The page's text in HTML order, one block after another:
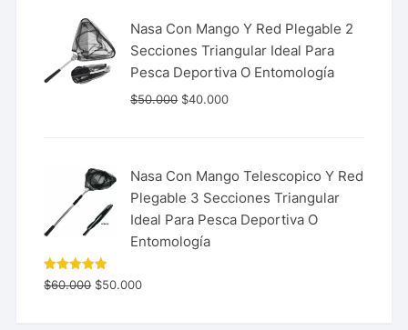
Nasa Con Mango Y Red Plegable 2
Secciones Triangular Ideal Para
Pesca Deportiva O Entomología
$50.000 $40.000
Nasa Con Mango Telescopico Y Red
Plegable 3 Secciones Triangular
Ideal Para Pesca Deportiva O
Entomología
Valorado
con 5.00
$60.000 $50.000